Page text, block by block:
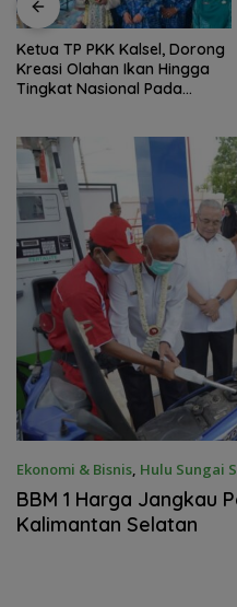
Ketua TP PKK Kalsel, Dorong
Kreasi Olahan Ikan Hingga
Tingkat Nasional Pada
Ekonomi & Bisnis, Hulu Sungai
BBM 1 Harga Jangkau
Kalimantan Selatan